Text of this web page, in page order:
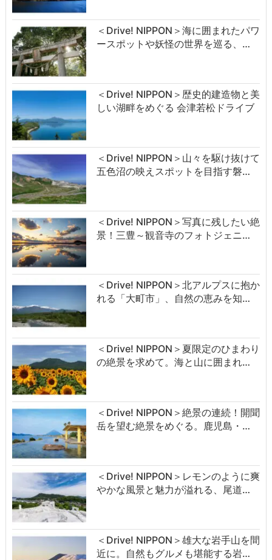
＜Drive! NIPPON＞海に囲まれたパワ
ースポットや妖怪の世界を巡る、…
＜Drive! NIPPON＞歴史的建造物と美
しい湖畔をめぐる 会津若松ドライブ
＜Drive! NIPPON＞山々を駆け抜けて
五色沼の映えスポットを目指す磐…
＜Drive! NIPPON＞写真に残したい絶
景！三豊～観音寺のフォトジェニ…
＜Drive! NIPPON＞北アルプスに抱か
れる「大町市」、自然の恵みを知…
＜Drive! NIPPON＞夏限定のひまわり
の絶景を求めて。海と山に囲まれ…
＜Drive! NIPPON＞絶景の連続！開聞
岳を望む絶景をめぐる。鹿児島・…
＜Drive! NIPPON＞レモンのように爽
やかな風景と魅力が溢れる、尾道…
＜Drive! NIPPON＞雄大な岩手山を間
近に。自然もグルメも堪能する岩…